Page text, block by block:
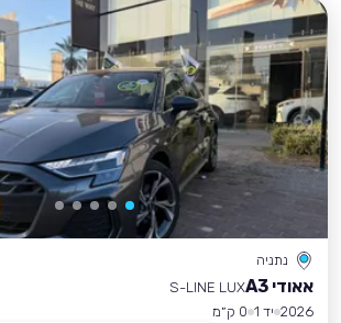
נתניה
אאודי A3
S-LINE LUX
2026 יד 1
0 ק״מ